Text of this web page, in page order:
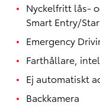
Nyckelfritt lås-
Smart Entry/
Emergency
Farthållare,
Ej automatiskt
Backkamera